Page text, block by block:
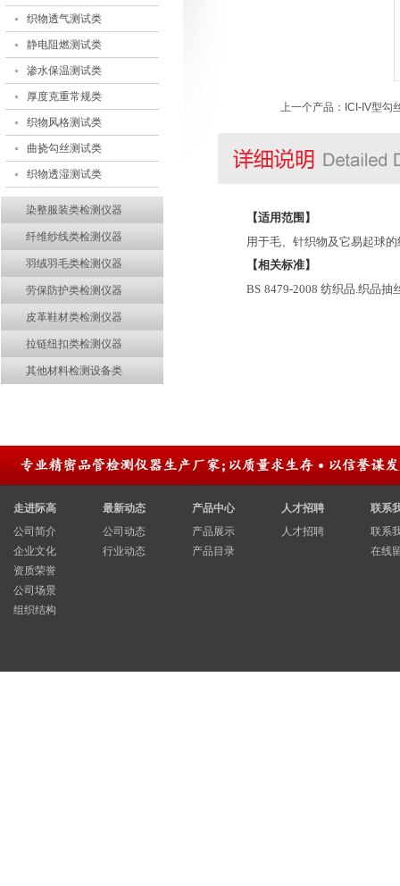
织物透气测试类
静电阻燃测试类
渗水保温测试类
厚度克重常规类
织物风格测试类
曲挠勾丝测试类
织物透湿测试类
染整服装类检测仪器
纤维纱线类检测仪器
羽绒羽毛类检测仪器
劳保防护类检测仪器
皮革鞋材类检测仪器
拉链纽扣类检测仪器
其他材料检测设备类
上一个产品： ICI-IV型勾
【适用范围】
用于毛、针织物及它易起球
【相关标准】
BS 8479-2008 纺织品.织品抽
走进际高
公司简介
企业文化
资质荣誉
公司场景
组织结构
最新动态
公司动态
行业动态
产品中心
产品展示
产品目录
人才招聘
人才招聘
联系
联系
在线